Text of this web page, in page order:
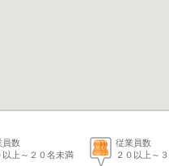
員数
以上～２０名未満
従業員数
２０以上～